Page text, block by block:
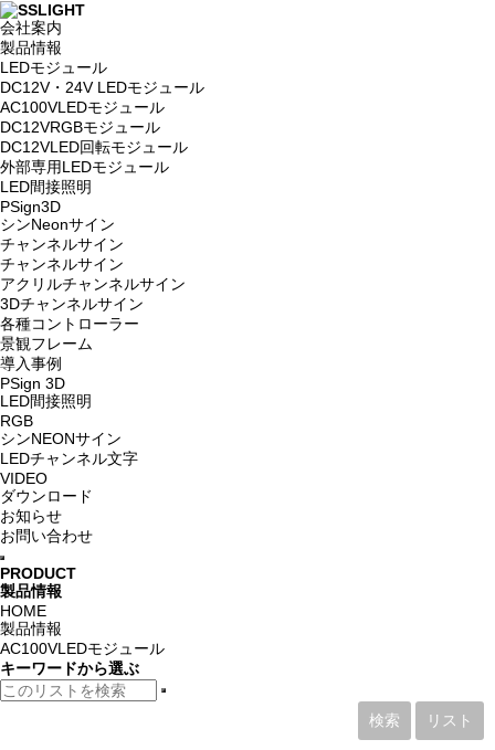
会社案内
製品情報
LEDモジュール
DC12V・24V LEDモジュール
AC100VLEDモジュール
DC12VRGBモジュール
DC12VLED回転モジュール
外部専用LEDモジュール
LED間接照明
PSign3D
シンNeonサイン
チャンネルサイン
チャンネルサイン
アクリルチャンネルサイン
3Dチャンネルサイン
各種コントローラー
景観フレーム
導入事例
PSign 3D
LED間接照明
RGB
シンNEONサイン
LEDチャンネル文字
VIDEO
ダウンロード
お知らせ
お問い合わせ
PRODUCT
製品情報
HOME
製品情報
AC100VLEDモジュール
キーワードから選ぶ
検索 リスト